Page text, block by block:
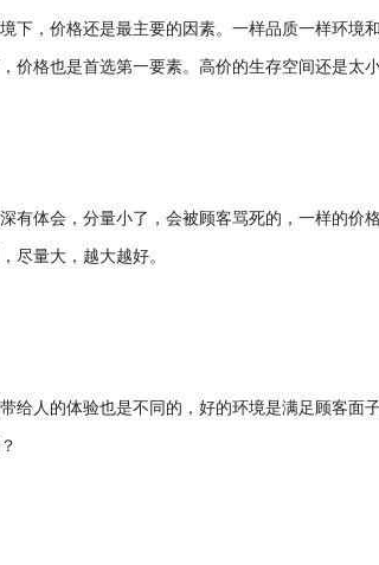
下，价格还是最主要的因素。一样品质一样环境
价格也是首选第一要素。高价的生存空间还是太小
有体会，分量小了，会被顾客骂死的，一样的价
尽量大，越大越好。
给人的体验也是不同的，好的环境是满足顾客面